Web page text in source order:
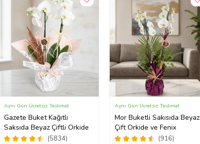
Gazete Buket Kağıtlı
Saksıda Beyaz Çiftli Orkide
(5834)
Aynı Gün Ücretsiz Teslimat
Mor Buketli Sakısıda Beyaz
Çift Orkide ve Fenix
(916)
Aynı Gün Ücretsiz Teslimat